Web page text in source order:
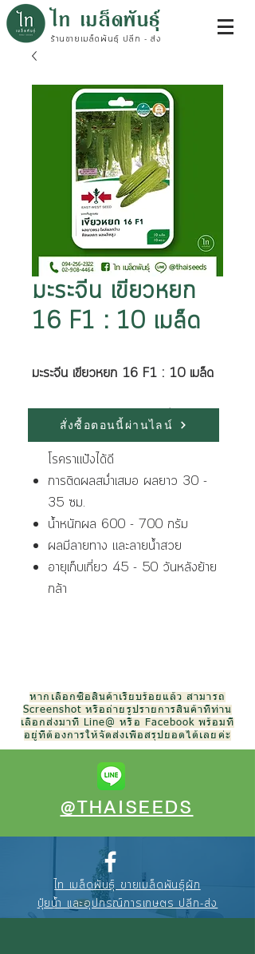
ไท เมล็ดพันธุ์
ร้านขายเมล็ดพันธุ์ ปลีก - ส่ง
มะระจีน เขียวหยก
16 F1 : 10 เมล็ด
มะระจีน เขียวหยก 16 F1 : 10 เมล็ด
ลักษณะเด่นของพันธุ์ มีดังนี้
ต้นแข็งแรงทน ต่อโรคราน้ำค้าง และ
โรคราแป้งได้ดี
การติดผลสม่ำเสมอ ผลยาว 30 -
35 ซม.
น้ำหนักผล 600 - 700 กรัม
ผลมีลายทาง และลายน้ำสวย
อายุเก็บเกี่ยว 45 - 50 วันหลังย้าย
กล้า
สั่งซื้อตอนนี้ผ่านไลน์
หากเลือกซื้อสินค้าเรียบร้อยแล้ว สามารถ
Screenshot หรือถ่ายรูปรายการสินค้าที่ท่าน
เลือกส่งมาที่ Line@ หรือ Facebook พร้อมที่
อยู่ที่ต้องการให้จัดส่งเพื่อสรุปยอดได้เลยค่ะ
@THAISEEDS
ไท เมล็ดพันธุ์ ขายเมล็ดพันธุ์ผัก
ปุ๋ยน้ำ และอุปกรณ์การเกษตร ปลีก-ส่ง